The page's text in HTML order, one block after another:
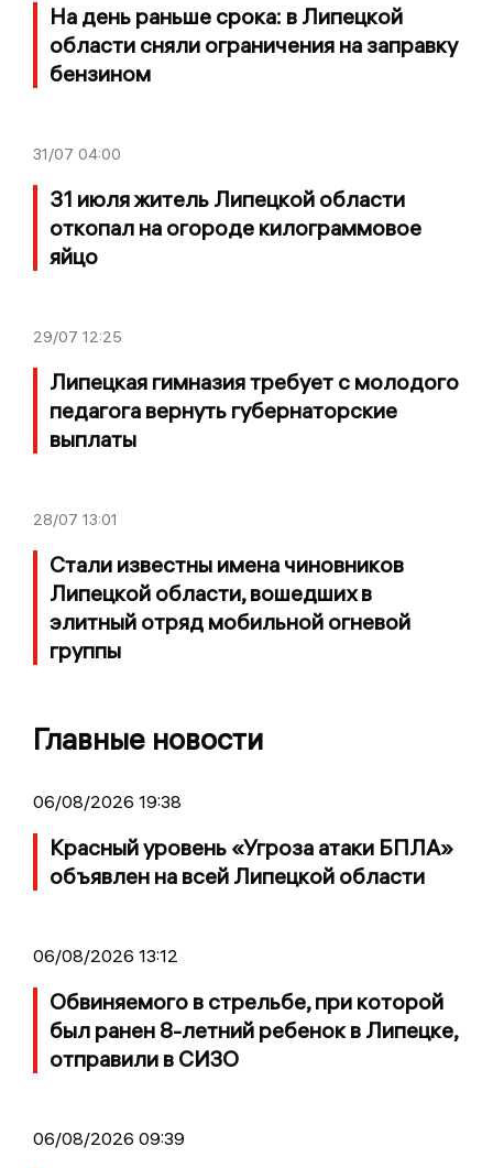
На день раньше срока: в Липецкой
области сняли ограничения на заправку
бензином
31/07 04:00
31 июля житель Липецкой области
откопал на огороде килограммовое
яйцо
29/07 12:25
Липецкая гимназия требует с молодого
педагога вернуть губернаторские
выплаты
28/07 13:01
Стали известны имена чиновников
Липецкой области, вошедших в
элитный отряд мобильной огневой
группы
Главные новости
06/08/2026 19:38
Красный уровень «Угроза атаки БПЛА»
объявлен на всей Липецкой области
06/08/2026 13:12
Обвиняемого в стрельбе, при которой
был ранен 8-летний ребенок в Липецке,
отправили в СИЗО
06/08/2026 09:39